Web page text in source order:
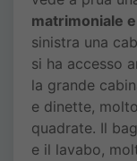
matrimoniale
sinistra una
si ha accesso
la grande
e dinette,
quadrate. Il
e il lavabo,